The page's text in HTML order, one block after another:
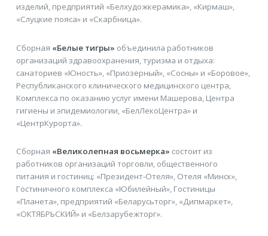
изделий, предприятий «Белхудожкерамика», «Кирмаш»,
«Слуцкие пояса» и «Скарбница».
Сборная «Белые тигры» объединила работников
организаций здравоохранения, туризма и отдыха:
санаториев «Юность», «Приозерный», «Сосны» и «Боровое»,
Республиканского клинического медицинского центра,
Комплекса по оказанию услуг имени Машерова, Центра
гигиены и эпидемиологии, «БелЛекоЦентра» и
«ЦентрКурорта».
Сборная «Великолепная восьмерка» состоит из
работников организаций торговли, общественного
питания и гостиниц: «Президент-Отеля», Отеля «Минск»,
Гостиничного комплекса «Юбилейный», Гостиницы
«Планета», предприятий «Беларусьторг», «Дипмаркет»,
«ОКТЯБРЬСКИЙ» и «Белзарубежторг».